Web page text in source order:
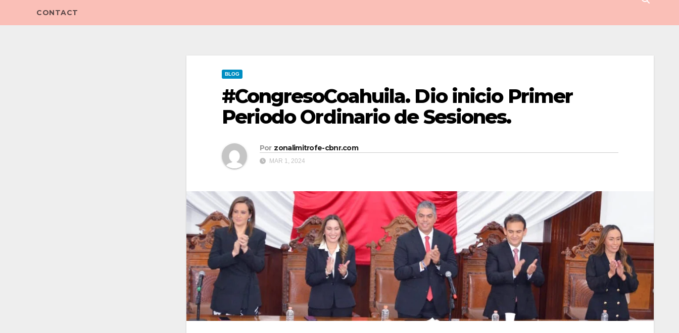
CONTACT
BLOG
#CongresoCoahuila. Dio inicio Primer
Periodo Ordinario de Sesiones.
Por zonalimitrofe-cbnr.com
MAR 1, 2024